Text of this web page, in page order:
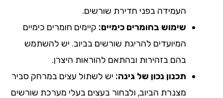
העמידה בפני חדירת שורשים.
שימוש בחומרים כימיים:קיימים חומרים כימיים
המיועדים להריגת שורשים בביוב. יש להשתמש
בהם בזהירות ובהתאם להוראות היצרן.
תכנון נכון של גינה:יש לשתול עצים במרחק סביר
מצנרת הביוב, ולבחור בעצים בעלי מערכת שורשים